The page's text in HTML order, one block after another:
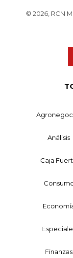
© 2026, RCN
Análisis
Caja
Finanzas